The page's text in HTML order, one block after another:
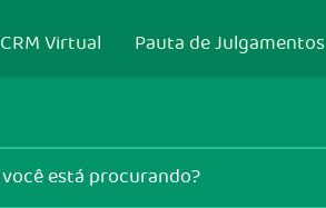
CRM Virtual Pauta de Julgamentos